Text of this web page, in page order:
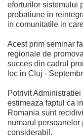
eforturilor sistemului
probatiune in
in comunitatile in
Acest prim seminar
regionale de
succes din cadrul
loc in Cluj -
Potrivit
estimeaza faptul ca
Romania sunt
numarul persoanelor
considerabil.